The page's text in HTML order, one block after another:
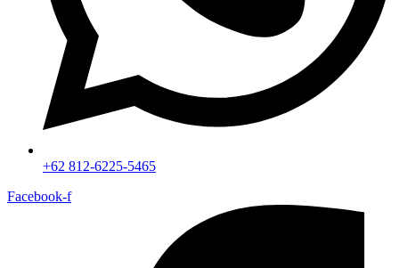
+62 812-6225-5465
Facebook-f